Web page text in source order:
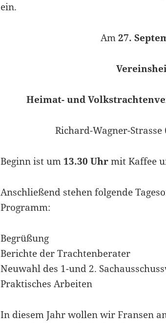
ein.
Am27.
Heimat- und
Richard-Wagner-
Beginn ist um 13.30 Uhrmit Kaffee
Anschließend stehen folgende
Programm:
Begrüßung
Berichte der Trachtenberater
Neuwahl des 1-und 2.
Praktisches Arbeiten
In diesem Jahr wollen wir Fransen